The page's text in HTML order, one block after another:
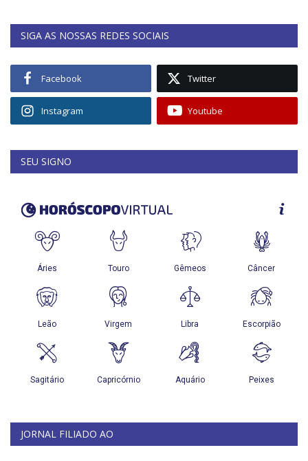
SIGA AS NOSSAS REDES SOCIAIS
Facebook Twitter
Instagram Youtube
SEU SIGNO
JORNAL FILIADO AO